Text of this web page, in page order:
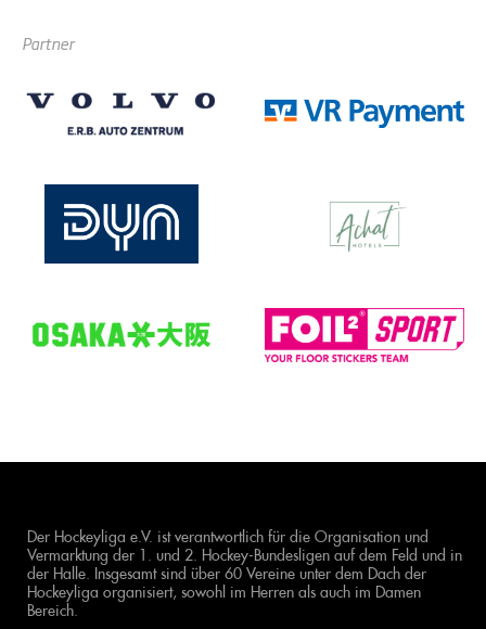
Partner
Der Hockeyliga e.V. ist verantwortlich für die Organisation und
Vermarktung der 1. und 2. Hockey-Bundesligen auf dem Feld und in
der Halle. Insgesamt sind über 60 Vereine unter dem Dach der
Hockeyliga organisiert, sowohl im Herren als auch im Damen
Bereich.